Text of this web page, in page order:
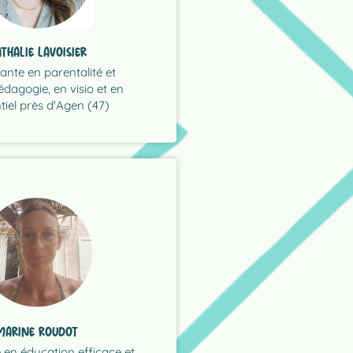
LAVOISIER
en parentalité et
en visio et en
près d'Agen (47)
malgré nous des
qui abîment la relation. Je
qui veulent
réactions, sortir des
pour agir avec les
de respect, d’égalité et
ROUDOT
vous propose de
pour trouver la
juste et la plus alignée au
système, et ce dans le
efficace.."
COMPLÈTE